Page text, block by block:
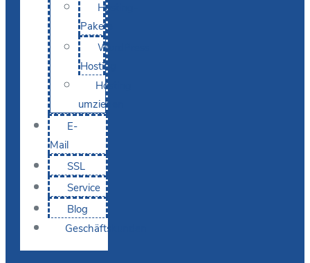
Hosting-
Pakete
WordPress
Hosting
Hosting
umziehen
E-
Mail
SSL
Service
Blog
Geschäftskunden